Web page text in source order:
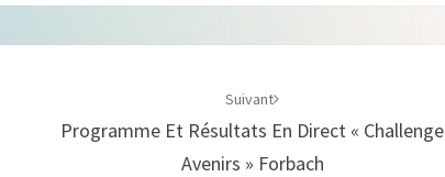
Suivant
Programme Et Résultats En Direct « Challenge
Avenirs » Forbach